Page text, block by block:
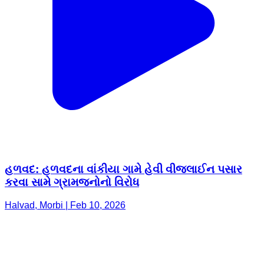
હળવદ: હળવદના વાંકીયા ગામે હેવી વીજલાઈન પસાર
કરવા સામે ગ્રામજનોનો વિરોધ
Halvad, Morbi | Feb 10, 2026